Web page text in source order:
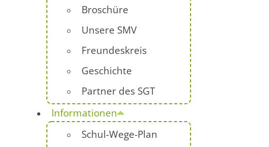
Broschüre
Unsere SMV
Freundeskreis
Geschichte
Partner des SGT
Informationen
Schul-Wege-Plan